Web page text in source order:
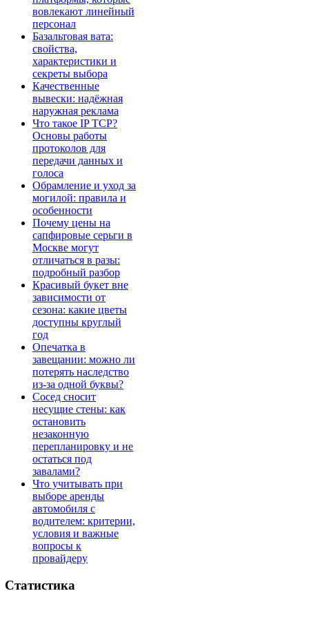
вовлекают линейный
персонал
Базальтовая вата:
свойства,
характеристики и
секреты выбора
Качественные
вывески: надёжная
наружная реклама
Что такое IP TCP?
Основы работы
протоколов для
передачи данных и
голоса
Обрамление и уход за
могилой: правила и
особенности
Почему цены на
сапфировые серьги в
Москве могут
отличаться в разы:
подробный разбор
Красивый букет вне
зависимости от
сезона: какие цветы
доступны круглый
год
Опечатка в
завещании: можно ли
потерять наследство
из-за одной буквы?
Сосед сносит
несущие стены: как
остановить
незаконную
перепланировку и не
остаться под
завалами?
Что учитывать при
выборе аренды
автомобиля с
водителем: критерии,
условия и важные
вопросы к
провайдеру
Статистика